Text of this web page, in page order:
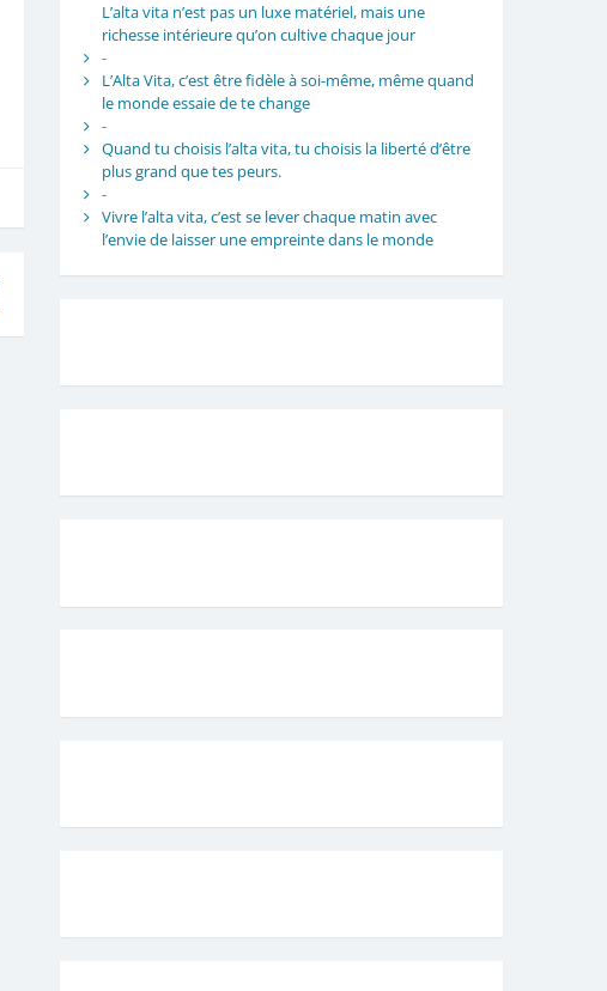
L’alta vita n’est pas un luxe matériel, mais une
richesse intérieure qu’on cultive chaque jour
-
L’Alta Vita, c’est être fidèle à soi-même, même quand
le monde essaie de te change
-
Quand tu choisis l’alta vita, tu choisis la liberté d’être
plus grand que tes peurs.
-
Vivre l’alta vita, c’est se lever chaque matin avec
l’envie de laisser une empreinte dans le monde